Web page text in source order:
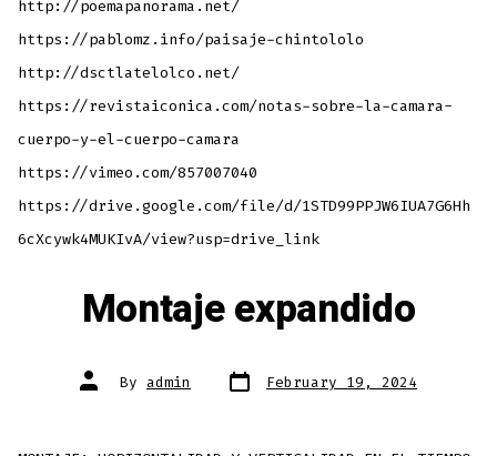
http://poemapanorama.net/
https://pablomz.info/paisaje-chintololo
http://dsctlatelolco.net/
https://revistaiconica.com/notas-sobre-la-camara-
cuerpo-y-el-cuerpo-camara
https://vimeo.com/857007040
https://drive.google.com/file/d/1STD99PPJW6IUA7G6Hh
6cXcywk4MUKIvA/view?usp=drive_link
Montaje expandido
Post
author
By admin Post
date February 19, 2024